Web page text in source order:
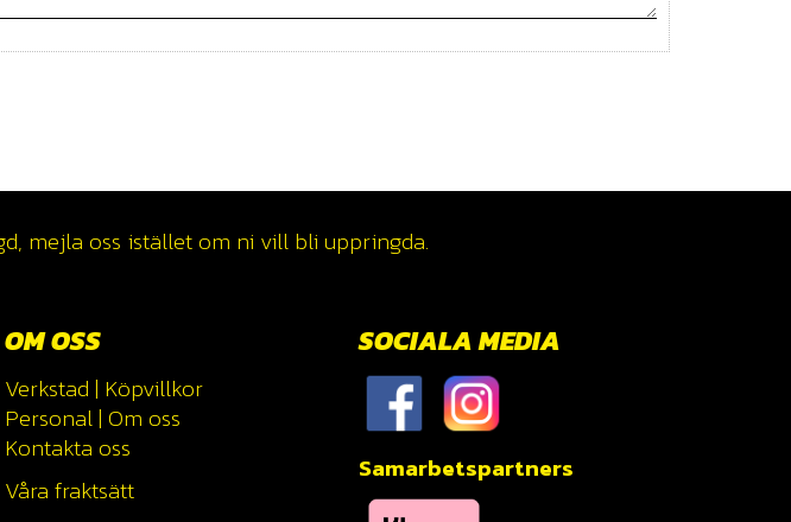
mejla oss istället om ni vill bli uppringda.
OM OSS
Verkstad | Köpvillkor
Personal| Om oss
Kontakta oss
Våra fraktsätt
SOCIALA MEDIA
Samarbetspartners